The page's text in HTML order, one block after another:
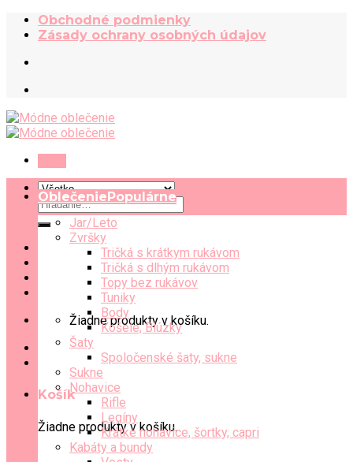
Skip
Obchodné podmienky
Zásady ochrany osobných údajov
Hľadať:
Žiadne produkty v košíku.
Košík
Žiadne produkty v košíku.
Oblečenie
Jar/Leto
Zvršky
Tričká s krátkym rukávom
Tričká s dlhým rukávom
Topy bez rukávov
Tuniky
Body
Košele, Blúzky
Šaty
Spoločenské šaty, sukne
Sukne
Nohavice
Rifle
Legíny
Krátke nohavice, šortky, capri
Kabáty a bundy